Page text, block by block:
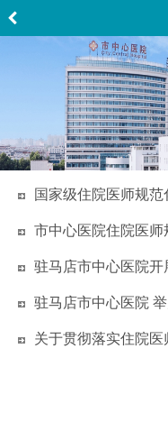
国家级住院医师规
中心医院2026年住
市中心医院住院医
2024年党委书记讲
驻马店市中心医院
主题活动
驻马店市中心医院
训基地党委书记 讲
关于贯彻落实住院医